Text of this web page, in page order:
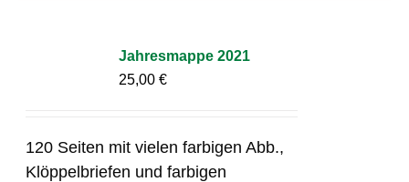
Jahresmappe 2021
25,00€
120 Seiten mit vielen farbigen Abb.,
Klöppelbriefen und farbigen